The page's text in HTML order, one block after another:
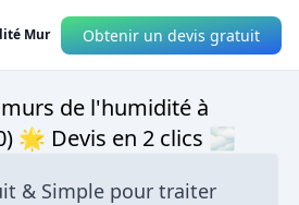
Mur Obtenir un devis gratuit
de l'humidité à
🌟 Devis en 2 clics 🌫
& Simple pour traiter